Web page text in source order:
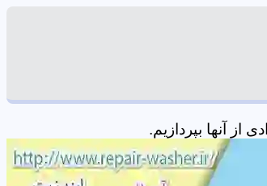
آنها بپردازیم.